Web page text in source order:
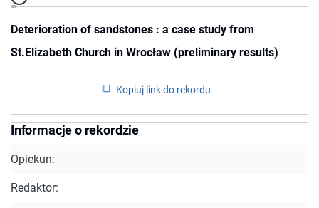
Deterioration of sandstones : a case study from
St.Elizabeth Church in Wrocław (preliminary results)
Kopiuj link do rekordu
Informacje o rekordzie
Opiekun:
Redaktor: